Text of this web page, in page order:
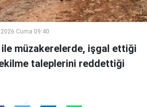
Cuma 09:40
müzakerelerde, işgal ettiği
taleplerini reddettiği